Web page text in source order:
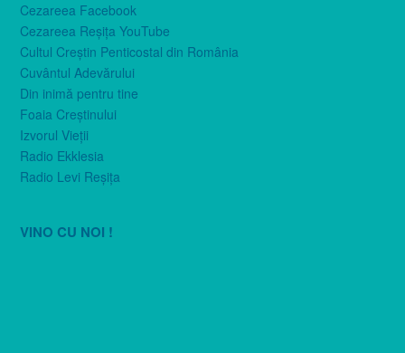
Cezareea Facebook
Cezareea Reşiţa YouTube
Cultul Creştin Penticostal din România
Cuvântul Adevărului
Din inimă pentru tine
Foaia Creştinului
Izvorul Vieţii
Radio Ekklesia
Radio Levi Reşiţa
VINO CU NOI !